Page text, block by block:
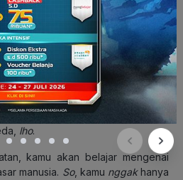
komunikasi yang baik
mejoresfotos.eu)
bahwa mengambil jurusan
kenapanggaklangsung aja jadi
dan pelayanan antara
lho.
kamu akan belajar mengenai
manusia. So, kamu nggakhanya